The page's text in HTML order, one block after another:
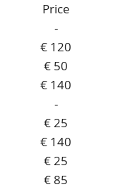
Price
-
€ 120
€ 50
€ 140
-
€ 25
€ 140
€ 25
€ 85